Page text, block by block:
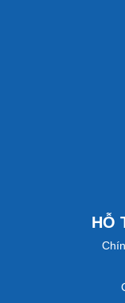
HỖ